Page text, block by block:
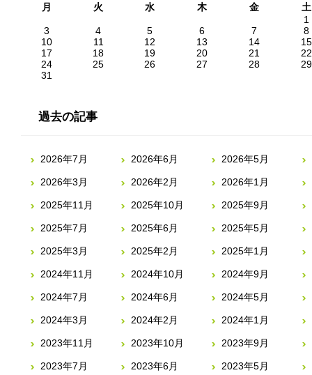
月 火 水 木 金
土
1
3
4 5 6 7
8
10
11 12 13 14
15
17
18 19 20 21
22
24
25 26 27 28
29
31
過去の記事
2026年7月 2026年6月 2026年5月
2026年3月 2026年2月 2026年1月
2025年11月 2025年10月 2025年9月
2025年7月 2025年6月 2025年5月
2025年3月 2025年2月 2025年1月
2024年11月 2024年10月 2024年9月
2024年7月 2024年6月 2024年5月
2024年3月 2024年2月 2024年1月
2023年11月 2023年10月 2023年9月
2023年7月 2023年6月 2023年5月